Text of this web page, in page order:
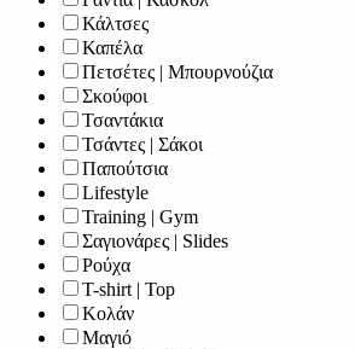
Κάλτσες
Καπέλα
Πετσέτες | Μπουρνούζια
Σκούφοι
Τσαντάκια
Τσάντες | Σάκοι
Παπούτσια
Lifestyle
Training | Gym
Σαγιονάρες | Slides
Ρούχα
T-shirt | Top
Κολάν
Μαγιό